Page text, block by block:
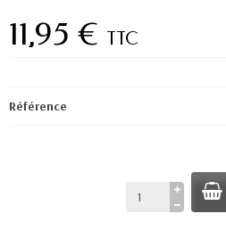
11,95 € TTC
Référence